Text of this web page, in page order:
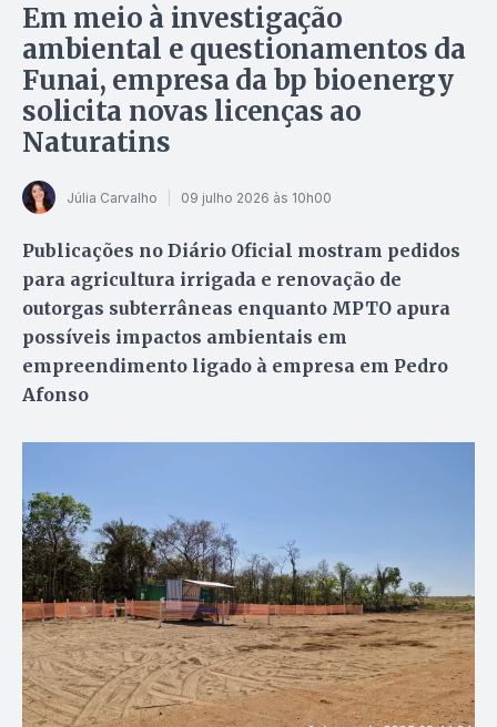
Em meio à investigação
ambiental e questionamentos da
Funai, empresa da bp bioenergy
solicita novas licenças ao
Naturatins
Júlia Carvalho 09 julho 2026 às 10h00
Publicações no Diário Oficial mostram pedidos
para agricultura irrigada e renovação de
outorgas subterrâneas enquanto MPTO apura
possíveis impactos ambientais em
empreendimento ligado à empresa em Pedro
Afonso